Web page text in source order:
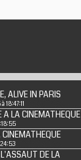
ALIVE IN PARIS
18:47:11
A LA CINEMATHEQUE
DE LA